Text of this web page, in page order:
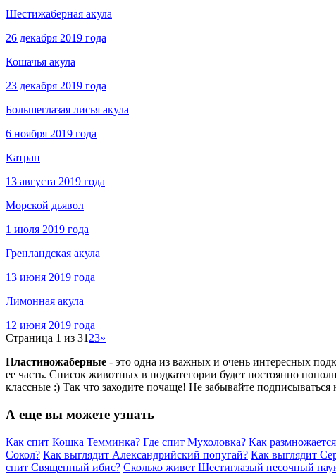
Шестижаберная акула
26 декабря 2019 года
Кошачья акула
23 декабря 2019 года
Большеглазая лисья акула
6 ноября 2019 года
Катран
13 августа 2019 года
Морской дьявол
1 июля 2019 года
Гренландская акула
13 июня 2019 года
Лимонная акула
12 июня 2019 года
Страница 1 из 31 23»
Пластиножаберные - это одна из важных и очень интересных
ее часть. Список животных в подкатегории будет постоянно
классные :) Так что заходите почаще! Не забывайте
А еще вы можете узнать
Как спит Кошка Темминка? Где спит Мухоловка? Как
Сокол? Как выглядит Александрийский попугай? Как выглядит
спит Священный ибис? Сколько живет Шестиглазый песочный